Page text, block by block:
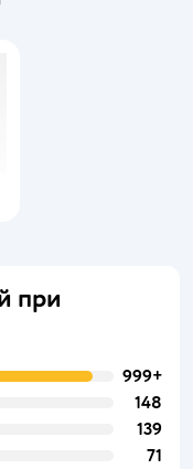
при
999+
148
139
71